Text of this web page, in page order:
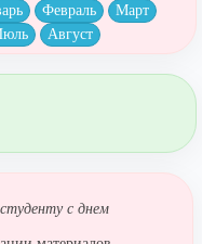
Февраль
Март
Август
с днем